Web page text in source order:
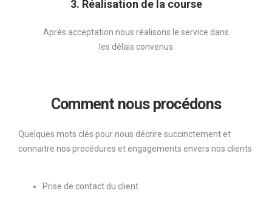
3. Réalisation de la course
Après acceptation nous réalisons le service dans
les délais convenus
Comment nous procédons
Quelques mots clés pour nous décrire succinctement et
connaitre nos procédures et engagements envers nos clients
Prise de contact du client